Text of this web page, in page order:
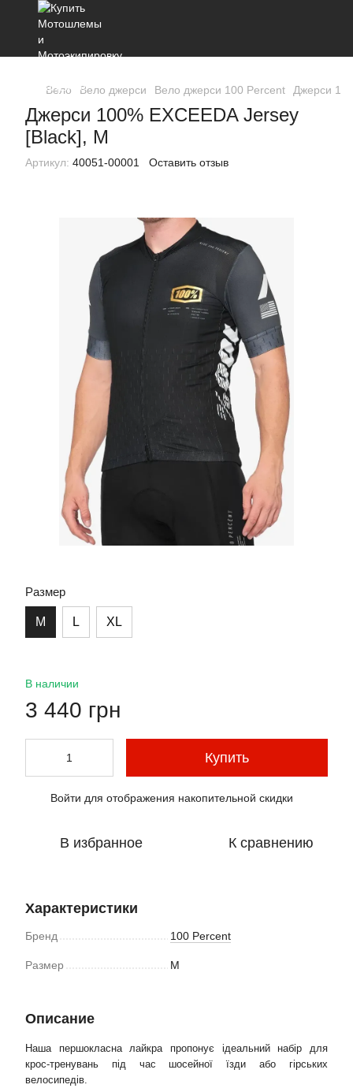
Вело Вело джерси Вело джерси 100 Percent Джерси
Джерси 100% EXCEEDA Jersey
[Black], M
Артикул: 40051-00001 Оставить отзыв
Размер
M L XL
В наличии
3 440 грн
Купить
Войти для отображения накопительной скидки
В избранное К сравнению
Характеристики
Бренд 100 Percent
Размер M
Описание
Наша першокласна лайкра пропонує ідеальний набір для
крос-тренувань під час шосейної їзди або гірських
велосипедів.